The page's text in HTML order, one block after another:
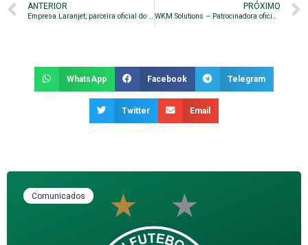
ANTERIOR
Empresa Laranjet, parceira oficial do Guarani Futebol Clube
PRÓXIMO
WKM Solutions – Patrocinadora oficial da camisa Bugrina
WhatsApp Facebook Telegram
Twitter Email
Comunicados